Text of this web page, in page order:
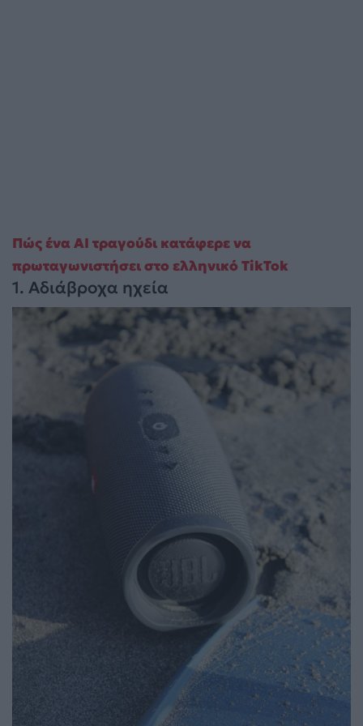
Πώς ένα AI τραγούδι κατάφερε να
πρωταγωνιστήσει στο ελληνικό TikTok
1. Αδιάβροχα ηχεία